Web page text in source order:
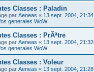
Classes : Paladin
par Aeneas « 13 sept. 2004, 21:34
generales WoW
Classes : PrÃªtre
par Aeneas « 13 sept. 2004, 21:32
generales WoW
Classes : Voleur
par Aeneas « 13 sept. 2004, 21:28